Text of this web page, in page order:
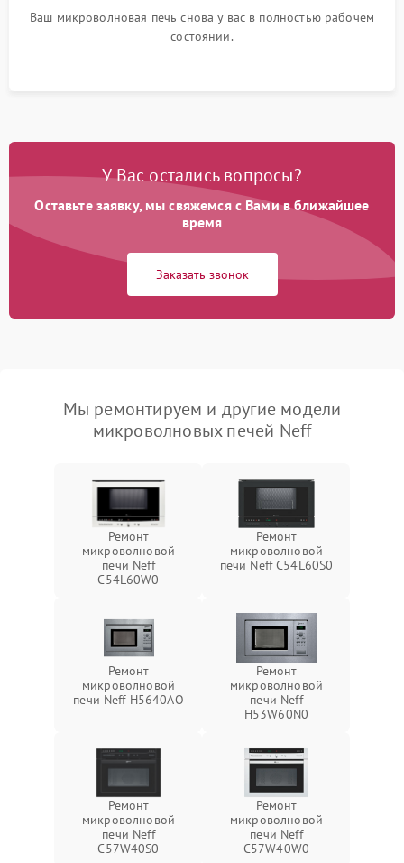
Ваш микроволновая печь снова у вас в полностью рабочем
состоянии.
У Вас остались вопросы?
Оставьте заявку, мы свяжемся с Вами в ближайшее
время
Заказать звонок
Мы ремонтируем и другие модели
микроволновых печей Neff
Ремонт
микроволновой
печи Neff
C54L60W0
Ремонт
микроволновой
печи Neff C54L60S0
Ремонт
микроволновой
печи Neff H5640AO
Ремонт
микроволновой
печи Neff
H53W60N0
Ремонт
микроволновой
печи Neff
C57W40S0
Ремонт
микроволновой
печи Neff
C57W40W0